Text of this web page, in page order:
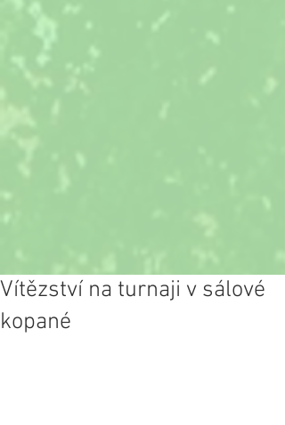
Vítězství na turnaji v sálové
kopané